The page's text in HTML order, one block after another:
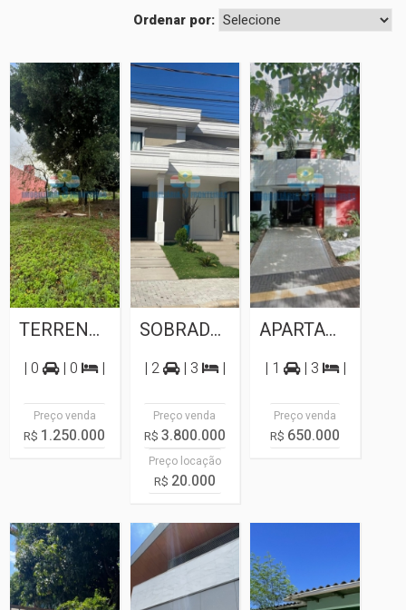
Ordenar por:
Terreno
TERRENO A VENDA MATA VERDE
| 0 | 0 |
Preço venda
R$ 1.250.000
Condomínio
SOBRADO PARA VENDA NO CONDOMÍNIO QUINTA...
| 2 | 3 |
Preço venda
R$ 3.800.000
Preço locação
R$ 20.000
Apartamento
APARTAMENTO A VENDA EDIFICIO VIENA
| 1 | 3 |
Preço venda
R$ 650.000
Terreno
Sala
Comercial